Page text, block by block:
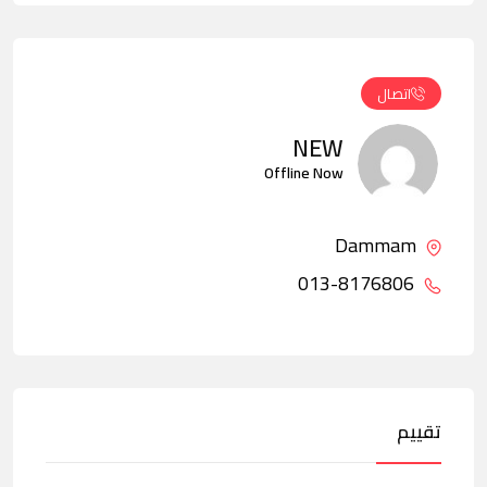
اتصال
NEW
Offline Now
تقييم